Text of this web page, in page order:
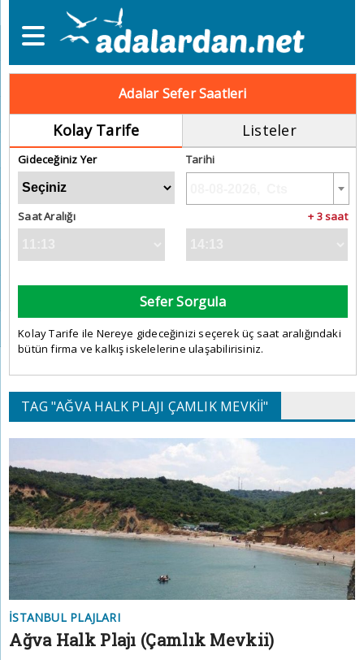
Adalar Sefer Saatleri
Kolay Tarife Listeler
Gideceğiniz Yer Tarihi
Saat Aralığı + 3 saat
Sefer Sorgula
Kolay Tarife ile Nereye gideceğinizi seçerek üç saat aralığındaki
bütün firma ve kalkış iskelelerine ulaşabilirisiniz.
TAG "AĞVA HALK PLAJI ÇAMLIK MEVKII"
İSTANBUL PLAJLARI
Ağva Halk Plajı (Çamlık Mevkii)